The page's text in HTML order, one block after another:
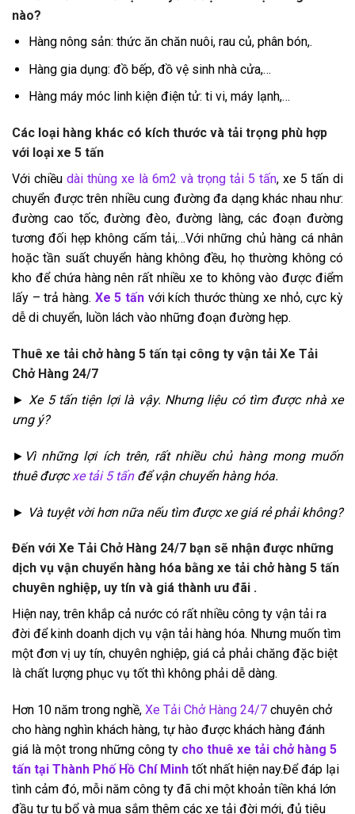
nào?
Hàng nông sản: thức ăn chăn nuôi, rau củ, phân bón,.
Hàng gia dụng: đồ bếp, đồ vệ sinh nhà cửa,…
Hàng máy móc linh kiện điện tử: ti vi, máy lạnh,…
Các loại hàng khác có kích thước và tải trọng phù hợp
với loại xe 5 tấn
Với chiều dài thùng xe là 6m2 và trọng tải 5 tấn, xe 5 tấn di
chuyển được trên nhiều cung đường đa dạng khác nhau như:
đường cao tốc, đường đèo, đường làng, các đoạn đường
tương đối hẹp không cấm tải,…Với những chủ hàng cá nhân
hoặc tần suất chuyển hàng không đều, họ thường không có
kho để chứa hàng nên rất nhiều xe to không vào được điểm
lấy – trả hàng. Xe 5 tấn với kích thước thùng xe nhỏ, cực kỳ
dễ di chuyển, luồn lách vào những đoạn đường hẹp.
Thuê xe tải chở hàng 5 tấn tại công ty vận tải Xe Tải
Chở Hàng 24/7
► Xe 5 tấn tiện lợi là vậy. Nhưng liệu có tìm được nhà xe
ưng ý?
►Vì những lợi ích trên, rất nhiều chủ hàng mong muốn
thuê đượcxe tải 5 tấnđể vận chuyển hàng hóa.
► Và tuyệt vời hơn nữa nếu tìm được xe giá rẻ phải không?
Đến với Xe Tải Chở Hàng 24/7 bạn sẽ nhận được những
dịch vụ vận chuyển hàng hóa bằng xe tải chở hàng 5 tấn
chuyên nghiệp, uy tín và giá thành ưu đãi .
Hiện nay, trên khắp cả nước có rất nhiều công ty vận tải ra
đời để kinh doanh dịch vụ vận tải hàng hóa. Nhưng muốn tìm
một đơn vị uy tín, chuyên nghiệp, giá cả phải chăng đặc biệt
là chất lượng phục vụ tốt thì không phải dễ dàng.
Hơn 10 năm trong nghề, Xe Tải Chở Hàng 24/7 chuyên chở
cho hàng nghìn khách hàng, tự hào được khách hàng đánh
giá là một trong những công ty cho thuê xe tải chở hàng 5
tấn tại Thành Phố Hồ Chí Minh tốt nhất hiện nay.Để đáp lại
tình cảm đó, mỗi năm công ty đã chi một khoản tiền khá lớn
đầu tư tu bổ và mua sắm thêm các xe tải đời mới, đủ tiêu